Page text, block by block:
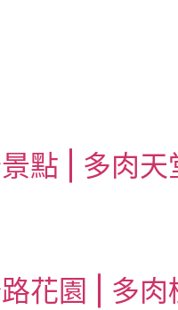
點 | 多肉
花園 | 多肉